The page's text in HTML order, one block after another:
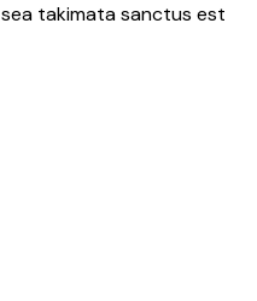
takimata sanctus est